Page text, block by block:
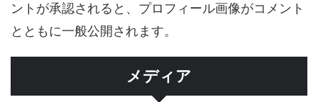
ントが承認されると、プロフィール画像がコメント
とともに一般公開されます。
メディア